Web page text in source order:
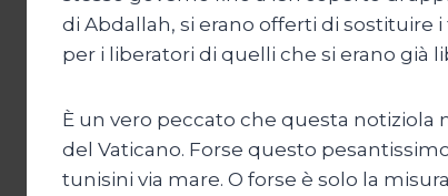
di Abdallah, si erano offerti di sostituire
per i liberatori di quelli che si erano già
È un vero peccato che questa
del Vaticano. Forse questo
tunisini via mare. O forse è solo la